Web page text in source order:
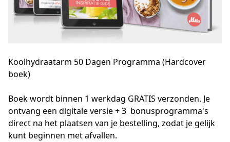
Koolhydraatarm 50 Dagen Programma (Hardcover
boek)
Boek wordt binnen 1 werkdag GRATIS verzonden. Je
ontvang een digitale versie + 3  bonusprogramma's
direct na het plaatsen van je bestelling, zodat je gelijk
kunt beginnen met afvallen.